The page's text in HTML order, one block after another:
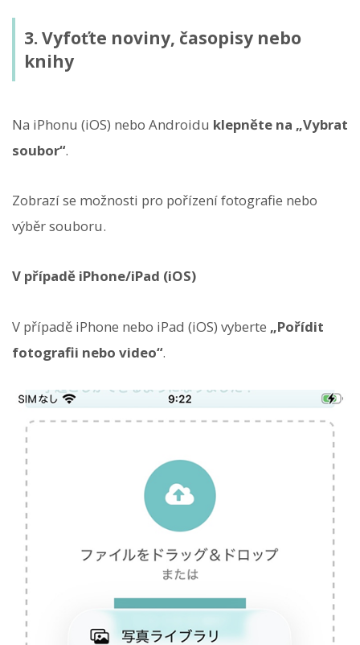
3. Vyfoťte noviny, časopisy nebo
knihy
Na iPhonu (iOS) nebo Androidu klepněte na „Vybrat
soubor“.
Zobrazí se možnosti pro pořízení fotografie nebo
výběr souboru.
V případě iPhone/iPad (iOS)
V případě iPhone nebo iPad (iOS) vyberte „Pořídit
fotografii nebo video“.